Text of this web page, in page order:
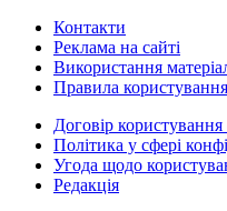
Контакти
Реклама на сайті
Використання
Правила
Договір
Політика у сфері
Угода щодо
Редакція